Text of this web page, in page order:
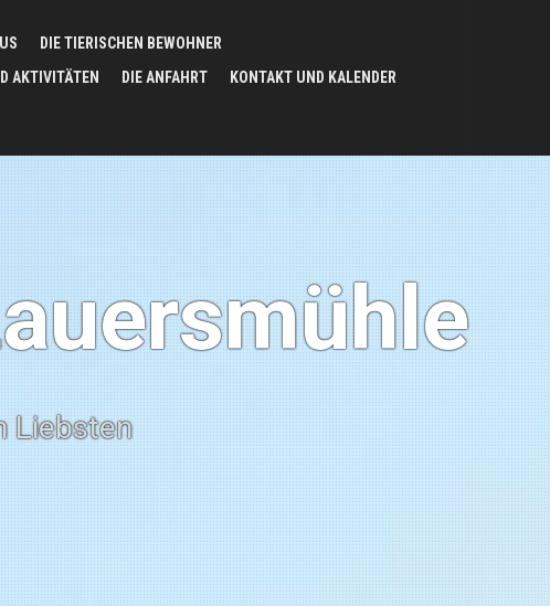
DIE TIERISCHEN BEWOHNER
AKTIVITÄTEN DIE ANFAHRT
KONTAKT UND KALENDER
Liebsten